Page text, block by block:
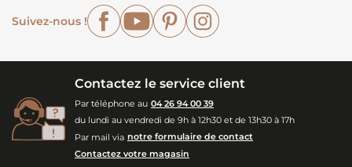
Suivez-nous !
FacebookYouTubePinterest
Contactez le service client
Par téléphone au 04 26 94 00 39
du lundi au vendredi de 9h à 12h30 et de 13h30 à 17h
Par mail via notre formulaire de contact
Contactez votre magasin